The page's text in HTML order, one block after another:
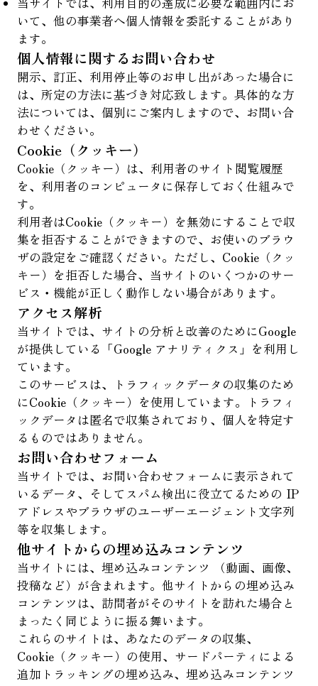
いて、他の事業者へ個人情報を委託することがあり
ます。
個人情報に関するお問い合わせ
開示、訂正、利用停止等のお申し出があった場合に
は、所定の方法に基づき対応致します。具体的な方
法については、個別にご案内しますので、お問い合
わせください。
Cookie（クッキー）
Cookie（クッキー）は、利用者のサイト閲覧履歴
を、利用者のコンピュータに保存しておく仕組みで
す。
利用者はCookie（クッキー）を無効にすることで収
集を拒否することができますので、お使いのブラウ
ザの設定をご確認ください。ただし、Cookie（クッ
キー）を拒否した場合、当サイトのいくつかのサー
ビス・機能が正しく動作しない場合があります。
アクセス解析
当サイトでは、サイトの分析と改善のためにGoogle
が提供している「Google アナリティクス」を利用し
ています。
このサービスは、トラフィックデータの収集のため
にCookie（クッキー）を使用しています。トラフィ
ックデータは匿名で収集されており、個人を特定す
るものではありません。
お問い合わせフォーム
当サイトでは、お問い合わせフォームに表示されて
いるデータ、そしてスパム検出に役立てるための IP
アドレスやブラウザのユーザーエージェント文字列
等を収集します。
他サイトからの埋め込みコンテンツ
当サイトには、埋め込みコンテンツ （動画、画像、
投稿など）が含まれます。他サイトからの埋め込み
コンテンツは、訪問者がそのサイトを訪れた場合と
まったく同じように振る舞います。
これらのサイトは、あなたのデータの収集、
Cookie（クッキー）の使用、サードパーティによる
追加トラッキングの埋め込み、埋め込みコンテンツ